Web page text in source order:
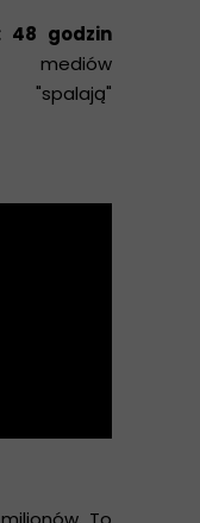
48 godzin
"spalają"